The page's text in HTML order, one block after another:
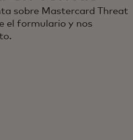
sobre Mastercard Threat
el formulario y nos